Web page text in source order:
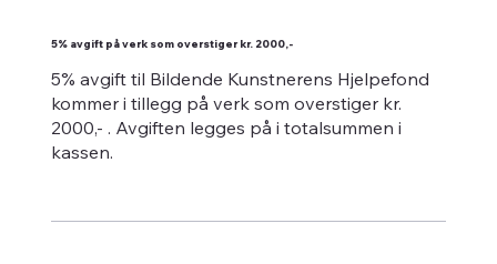
5% avgift på verk som overstiger kr. 2000,-
5% avgift til Bildende Kunstnerens Hjelpefond
kommer i tillegg på verk som overstiger kr.
2000,- . Avgiften legges på i totalsummen i
kassen.